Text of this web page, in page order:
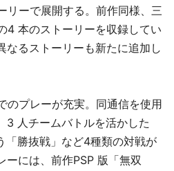
リーで展開する。前作同様、三
4 本のストーリーを収録してい
なるストーリーも新たに追加し
のプレーが充実。同通信を使用
3 人チームバトルを活かした
「勝抜戦」など4種類の対戦が
ーには、前作PSP 版「無双